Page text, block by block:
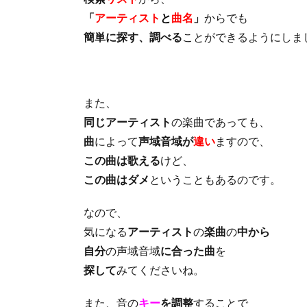
「アーティスト と曲名 」 からでも
簡単に探す、調べることができるようにしま
また、
同じアーティストの楽曲であっても、
曲によって声域音域が違いますので、
この曲は歌えるけど、
この曲はダメ ということもあるのです。
なので、
気になるアーティストの楽曲の中から
自分の声域音域に合った曲を
探してみてくださいね。
また、音のキーを調整することで